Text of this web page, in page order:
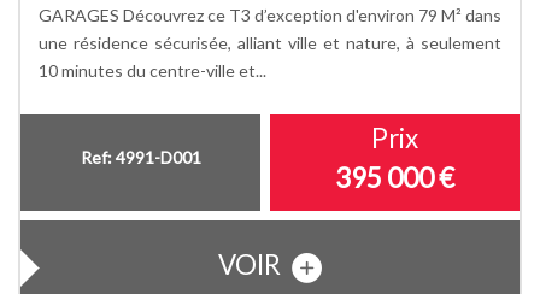
GARAGES Découvrez ce T3 d’exception d'environ 79 M² dans
une résidence sécurisée, alliant ville et nature, à seulement
10 minutes du centre-ville et...
Ref: 4991-D001
Prix
395 000€
VOIR